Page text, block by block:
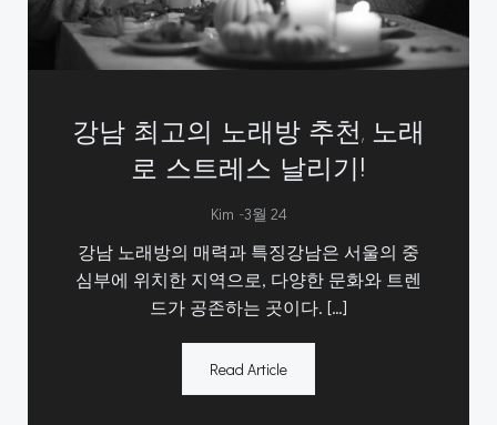
강남 최고의 노래방 추천, 노래
로 스트레스 날리기!
Kim -3월 24
강남 노래방의 매력과 특징강남은 서울의 중
심부에 위치한 지역으로, 다양한 문화와 트렌
드가 공존하는 곳이다. […]
Read Article